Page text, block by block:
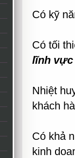
Có kỹ
Có tối
lĩnh vực
Nhiệt
khách
Có khả
kinh